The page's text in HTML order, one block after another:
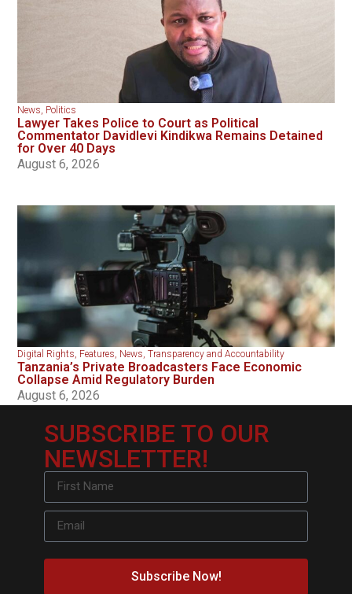
News Politics
Lawyer Takes Police to Court as Political
Commentator Davidlevi Kindikwa Remains Detained
for Over 40 Days
August 6, 2026
Digital Rights Features News ,Transparency and Accountability
Tanzania’s Private Broadcasters Face Economic
Collapse Amid Regulatory Burden
August 6, 2026
SUBSCRIBE TO OUR
NEWSLETTER!
Subscribe Now!